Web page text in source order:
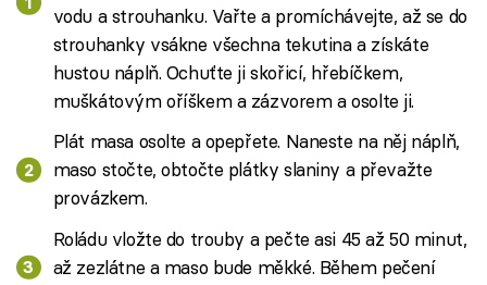
vodu a strouhanku. Vařte a promíchávejte, až se do
strouhanky vsákne všechna tekutina a získáte
hustou náplň. Ochuťte ji skořicí, hřebíčkem,
muškátovým oříškem a zázvorem a osolte ji.
Plát masa osolte a opepřete. Naneste na něj náplň,
maso stočte, obtočte plátky slaniny a převažte
provázkem.
Roládu vložte do trouby a pečte asi 45 až 50 minut,
až zezlátne a maso bude měkké. Během pečení